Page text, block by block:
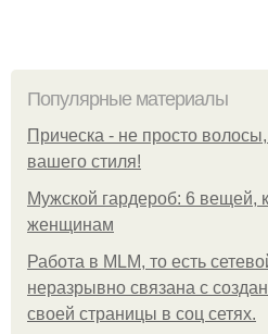
Популярные материалы
Прическа - не просто
вашего стиля!
Мужской гардероб: 6 вещей,
женщинам
Работа в MLM, то есть
неразрывно связана с
своей страницы в соц сетях.